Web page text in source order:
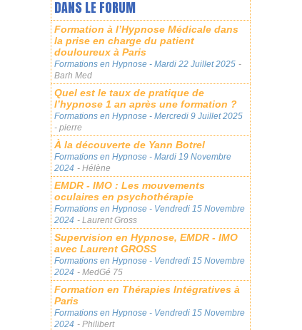
DANS LE FORUM
Formation à l’Hypnose Médicale dans
la prise en charge du patient
douloureux à Paris
Formations en Hypnose - Mardi 22 Juillet 2025 -
Barh Med
Quel est le taux de pratique de
l’hypnose 1 an après une formation ?
Formations en Hypnose - Mercredi 9 Juillet 2025
- pierre
À la découverte de Yann Botrel
Formations en Hypnose - Mardi 19 Novembre
2024 - Hélène
EMDR - IMO : Les mouvements
oculaires en psychothérapie
Formations en Hypnose - Vendredi 15 Novembre
2024 - Laurent Gross
Supervision en Hypnose, EMDR - IMO
avec Laurent GROSS
Formations en Hypnose - Vendredi 15 Novembre
2024 - MedGé 75
Formation en Thérapies Intégratives à
Paris
Formations en Hypnose - Vendredi 15 Novembre
2024 - Philibert